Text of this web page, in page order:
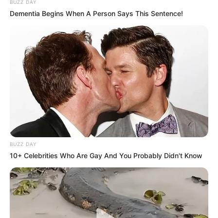
NUMEROS ASTRO QUINTE CHANCE DU JOUR
BUZZ DAY
Dementia Begins When A Person Says This Sentence!
BUZZ DAY
10+ Celebrities Who Are Gay And You Probably Didn't Know